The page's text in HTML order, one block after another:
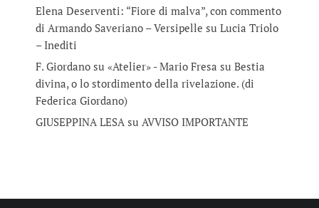
Elena Deserventi: “Fiore di malva”, con commento
di Armando Saveriano – Versipelle su Lucia Triolo
– Inediti
F. Giordano su «Atelier» - Mario Fresa su Bestia
divina, o lo stordimento della rivelazione. (di
Federica Giordano)
GIUSEPPINA LESAsu AVVISO IMPORTANTE